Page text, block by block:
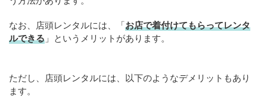
なお、店頭レンタルには、「お店で着付けてもらってレンタ
ルできる 」というメリットがあります。
ただし、店頭レンタルには、以下のようなデメリットもあり
ます。